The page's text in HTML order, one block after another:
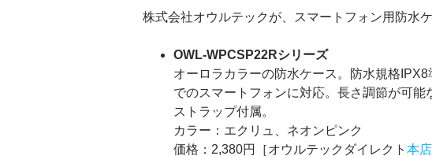
株式会社オウルテックが、スマートフォン用防水
OWL-WPCSP22Rシリーズ
オーロラカラーの防水ケース。防水規格
でのスマートフォンに対応。長さ調節が可能
ストラップ付属。
カラー：エクリュ、ネオンピンク
価格：2,380円［オウルテックダイレクト本店